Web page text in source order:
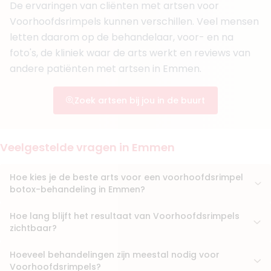
Aantal jaar ervaring1 jaar
Klinieken
DRENTZ.
Van Laar Clinic Vught
Boek consult
Bekijk artsprofiel
De ervaringen van cliënten met artsen voor
Voorhoofdsrimpels kunnen verschillen. Veel mensen
letten daarom op de behandelaar, voor- en na
foto's, de kliniek waar de arts werkt en reviews van
andere patiënten met artsen in Emmen.
Zoek artsen bij jou in de buurt
Veelgestelde vragen in Emmen
Hoe kies je de beste arts voor een voorhoofdsrimpel
botox-behandeling in Emmen?
Hoe lang blijft het resultaat van Voorhoofdsrimpels
zichtbaar?
Hoeveel behandelingen zijn meestal nodig voor
Voorhoofdsrimpels?